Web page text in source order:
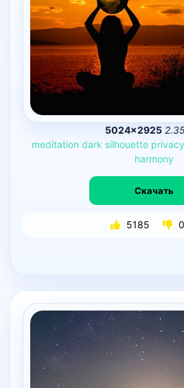
5024×2925
meditation dark silhouette privacy
harmony
Скачать
5185 0